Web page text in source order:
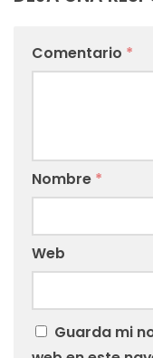
Comentario *
Nombre *
Web
Guarda mi